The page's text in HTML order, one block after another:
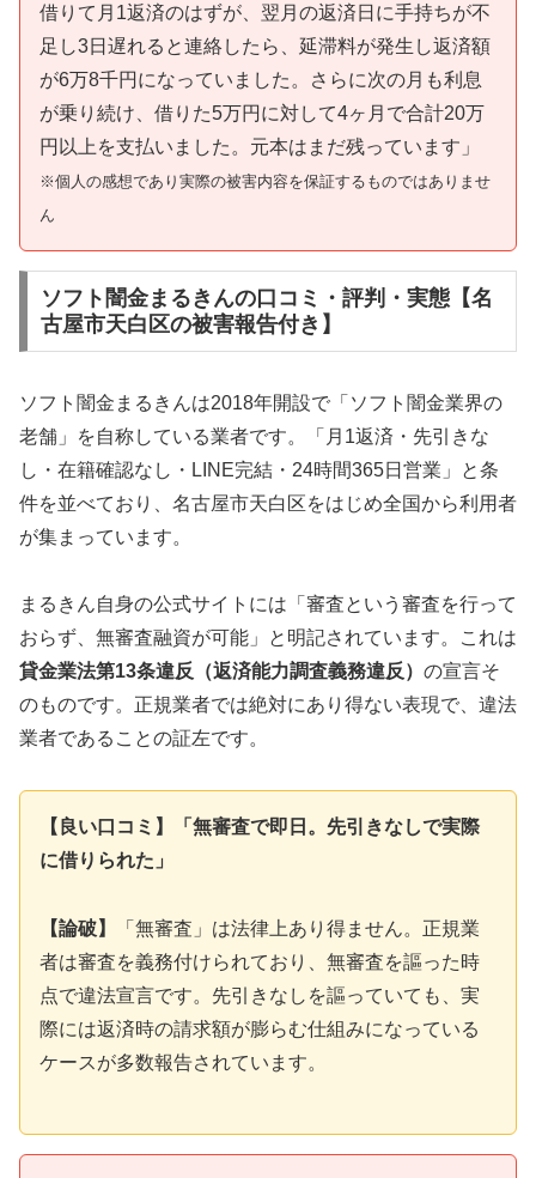
借りて月1返済のはずが、翌月の返済日に手持ちが不
足し3日遅れると連絡したら、延滞料が発生し返済額
が6万8千円になっていました。さらに次の月も利息
が乗り続け、借りた5万円に対して4ヶ月で合計20万
円以上を支払いました。元本はまだ残っています」
※個人の感想であり実際の被害内容を保証するものではありませ
ん
ソフト闇金まるきんの口コミ・評判・実態【名
古屋市天白区の被害報告付き】
ソフト闇金まるきんは2018年開設で「ソフト闇金業界の
老舗」を自称している業者です。「月1返済・先引きな
し・在籍確認なし・LINE完結・24時間365日営業」と条
件を並べており、名古屋市天白区をはじめ全国から利用者
が集まっています。
まるきん自身の公式サイトには「審査という審査を行って
おらず、無審査融資が可能」と明記されています。これは
貸金業法第13条違反（返済能力調査義務違反） の宣言そ
のものです。正規業者では絶対にあり得ない表現で、違法
業者であることの証左です。
【良い口コミ】「無審査で即日。先引きなしで実際
に借りられた」
【論破】
「無審査」は法律上あり得ません。正規業
者は審査を義務付けられており、無審査を謳った時
点で違法宣言です。先引きなしを謳っていても、実
際には返済時の請求額が膨らむ仕組みになっている
ケースが多数報告されています。